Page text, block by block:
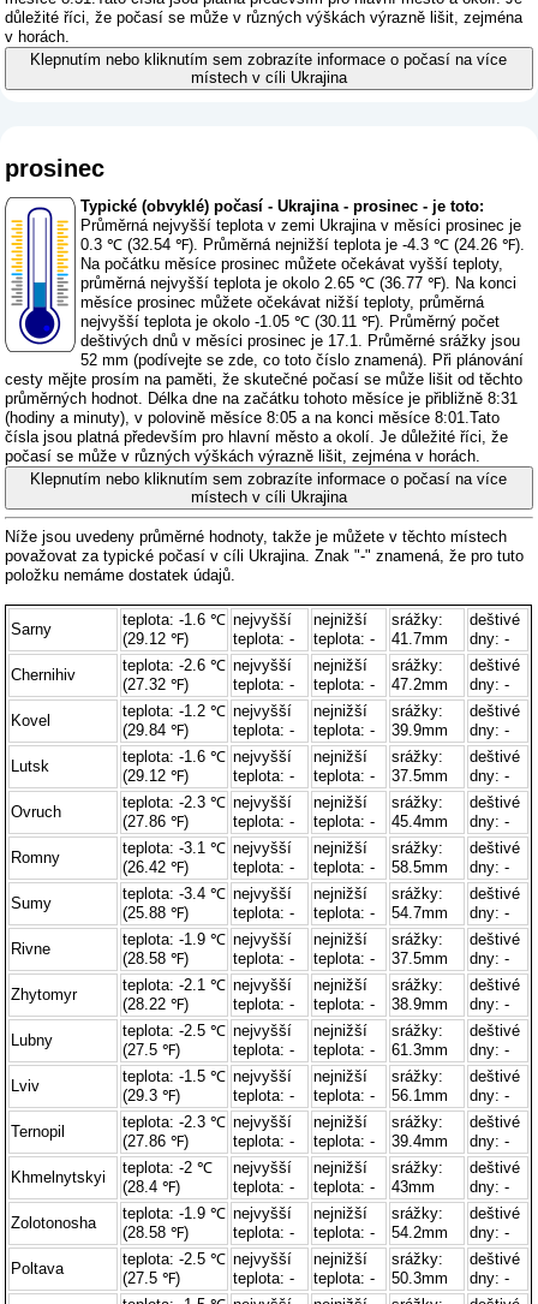
důležité říci, že počasí se může v různých výškách výrazně lišit, zejména
v horách.
Klepnutím nebo kliknutím sem zobrazíte informace o počasí na více
místech v cíli Ukrajina
prosinec
Typické (obvyklé) počasí - Ukrajina - prosinec - je toto:
Průměrná nejvyšší teplota v zemi Ukrajina v měsíci prosinec je
0.3 ℃ (32.54 ℉). Průměrná nejnižší teplota je -4.3 ℃ (24.26 ℉).
Na počátku měsíce prosinec můžete očekávat vyšší teploty,
průměrná nejvyšší teplota je okolo 2.65 ℃ (36.77 ℉). Na konci
měsíce prosinec můžete očekávat nižší teploty, průměrná
nejvyšší teplota je okolo -1.05 ℃ (30.11 ℉). Průměrný počet
deštivých dnů v měsíci prosinec je 17.1. Průměrné srážky jsou
52 mm (podívejte se zde, co toto číslo znamená). Při plánování
cesty mějte prosím na paměti, že skutečné počasí se může lišit od těchto
průměrných hodnot. Délka dne na začátku tohoto měsíce je přibližně 8:31
(hodiny a minuty), v polovině měsíce 8:05 a na konci měsíce 8:01.Tato
čísla jsou platná především pro hlavní město a okolí. Je důležité říci, že
počasí se může v různých výškách výrazně lišit, zejména v horách.
Klepnutím nebo kliknutím sem zobrazíte informace o počasí na více
místech v cíli Ukrajina
Níže jsou uvedeny průměrné hodnoty, takže je můžete v těchto místech
považovat za typické počasí v cíli Ukrajina. Znak "-" znamená, že pro tuto
položku nemáme dostatek údajů.
Sarny
teplota: -1.6 ℃
(29.12 ℉)
nejvyšší
teplota: -
nejnižší
teplota: -
srážky:
41.7mm
deštivé
dny: -
Chernihiv
teplota: -2.6 ℃
(27.32 ℉)
nejvyšší
teplota: -
nejnižší
teplota: -
srážky:
47.2mm
deštivé
dny: -
Kovel
teplota: -1.2 ℃
(29.84 ℉)
nejvyšší
teplota: -
nejnižší
teplota: -
srážky:
39.9mm
deštivé
dny: -
Lutsk
teplota: -1.6 ℃
(29.12 ℉)
nejvyšší
teplota: -
nejnižší
teplota: -
srážky:
37.5mm
deštivé
dny: -
Ovruch
teplota: -2.3 ℃
(27.86 ℉)
nejvyšší
teplota: -
nejnižší
teplota: -
srážky:
45.4mm
deštivé
dny: -
Romny
teplota: -3.1 ℃
(26.42 ℉)
nejvyšší
teplota: -
nejnižší
teplota: -
srážky:
58.5mm
deštivé
dny: -
Sumy
teplota: -3.4 ℃
(25.88 ℉)
nejvyšší
teplota: -
nejnižší
teplota: -
srážky:
54.7mm
deštivé
dny: -
Rivne
teplota: -1.9 ℃
(28.58 ℉)
nejvyšší
teplota: -
nejnižší
teplota: -
srážky:
37.5mm
deštivé
dny: -
Zhytomyr
teplota: -2.1 ℃
(28.22 ℉)
nejvyšší
teplota: -
nejnižší
teplota: -
srážky:
38.9mm
deštivé
dny: -
Lubny
teplota: -2.5 ℃
(27.5 ℉)
nejvyšší
teplota: -
nejnižší
teplota: -
srážky:
61.3mm
deštivé
dny: -
Lviv
teplota: -1.5 ℃
(29.3 ℉)
nejvyšší
teplota: -
nejnižší
teplota: -
srážky:
56.1mm
deštivé
dny: -
Ternopil
teplota: -2.3 ℃
(27.86 ℉)
nejvyšší
teplota: -
nejnižší
teplota: -
srážky:
39.4mm
deštivé
dny: -
Khmelnytskyi
teplota: -2 ℃
(28.4 ℉)
nejvyšší
teplota: -
nejnižší
teplota: -
srážky:
43mm
deštivé
dny: -
Zolotonosha
teplota: -1.9 ℃
(28.58 ℉)
nejvyšší
teplota: -
nejnižší
teplota: -
srážky:
54.2mm
deštivé
dny: -
Poltava
teplota: -2.5 ℃
(27.5 ℉)
nejvyšší
teplota: -
nejnižší
teplota: -
srážky:
50.3mm
deštivé
dny: -